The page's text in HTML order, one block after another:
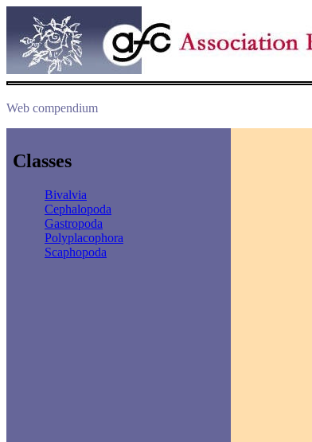
Web compendium
Classes
Bivalvia
Cephalopoda
Gastropoda
Polyplacophora
Scaphopoda